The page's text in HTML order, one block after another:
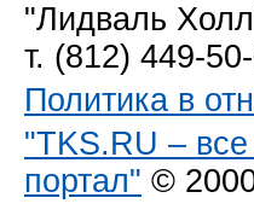
"Лидваль
т. (812) 449-
Политика в
"TKS.RU –
портал" ©